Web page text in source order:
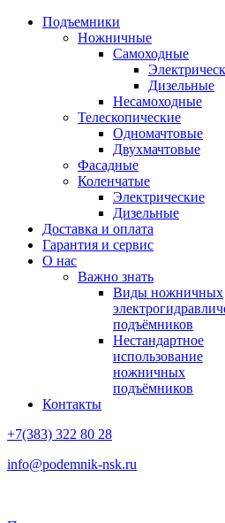
Подъемники
Ножничные
Самоходные
Дизельные
Несамоходные
Телескопические
Одномачтовые
Двухмачтовые
Фасадные
Коленчатые
Электрические
Дизельные
Доставка и оплата
Гарантия и сервис
О нас
Важно знать
Виды ножничных
подъёмников
Нестандартное
использование
ножничных
подъёмников
Контакты
+7(383) 322 80 28
info@podemnik-nsk.ru